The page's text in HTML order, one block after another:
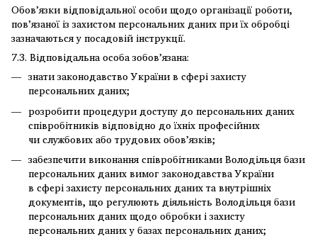
Обов’язки відповідальної особи щодо організації роботи,
пов’язаної із захистом персональних даних при їх обробці
зазначаються у посадовій інструкції.
7.3. Відповідальна особа зобов’язана:
знати законодавство України в сфері захисту
персональних даних;
розробити процедури доступу до персональних даних
співробітників відповідно до їхніх професійних
чи службових або трудових обов’язків;
забезпечити виконання співробітниками Володільця бази
персональних даних вимог законодавства України
в сфері захисту персональних даних та внутрішніх
документів, що регулюють діяльність Володільця бази
персональних даних щодо обробки і захисту
персональних даних у базах персональних даних;